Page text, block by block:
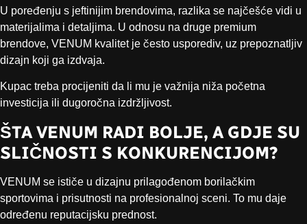
U poređenju s jeftinijim brendovima, razlika se najčešće vidi u
materijalima i detaljima. U odnosu na druge premium
brendove, VENUM kvalitet je često usporediv, uz prepoznatljiv
dizajn koji ga izdvaja.
Kupac treba procijeniti da li mu je važnija niža početna
investicija ili dugoročna izdržljivost.
ŠTA VENUM RADI BOLJE, A GDJE SU
SLIČNOSTI S KONKURENCIJOM?
VENUM se ističe u dizajnu prilagođenom borilačkim
sportovima i prisutnosti na profesionalnoj sceni. To mu daje
određenu reputacijsku prednost.